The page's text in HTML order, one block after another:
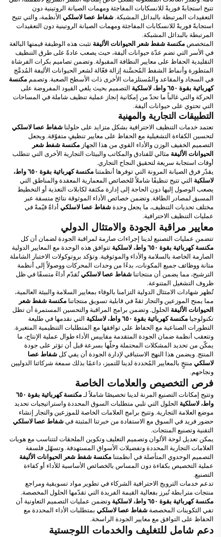
تتيح استجابةً فوريةً للانسكابات المفاجئة ومهمات الصيانة الروتينية دون
التعقيدات المرتبطة بالبدائل المشبكة.شفاط عصا لاسلكي الأنظمة، والتي تتيح
استجابةً فوريةً للانسكابات المفاجئة ومهمات الصيانة الروتينية دون التعقيدات
المرتبطة بالبدائل المشبكة.
المتخصص مكنسة شفط شعر الحيوانات الأليفة تثبت هذه الوظيفة قيمتها البالغة
في الأسر التي تضم عدّة حيوانات أليفة، حيث يصعب عادةً على طرق التنظيف
التقليدية الحفاظ على معايير النظافة المقبولة. وتضمن تصاميم بكرات الفرشاة
المتطورة وأنماط الشفط المُحسَّنة إزالة فعّالة لشعر الحيوانات الأليفة المُدمَّج
في السجاد والمقاعد والمُستلزمات الأخرى ذات الأسطح الصعبة. وتصمم مكنسة
كهربائية بقوة ٦٥٠ واط، لاسلكية
التصميم بحيث يلغي القيود المفروضة على
الحركة والتي غالباً ما تحدّ من إمكانية إنجاز عملية تنظيف شاملة في المساحات
التي تحتوي على حيوانات أليفة.
التطبيقات التجارية والمهنية
تعتمد خدمات التنظيف الاحترافية بشكل متزايد على حلولنا شفاط عصا لاسلكي
لتحسين الكفاءة التشغيلية مع الحفاظ على معايير تنظيفٍ متفوّقة. ويجعل
التصميم الخفيف الوزن والأداء القوي من هذا الجهاز مكنسة شفط شعر
الحيوانات الأليفة مثالي للفنادق والمكاتب والبيئات التجارية الأخرى التي تتطلب
أوقات استجابة سريعة لتحقيق النجاح التجاري.
يقدّر فرق الصيانة المرونة التي توفرها أنظمتنا
مكنسة كهربائية بقوة ٦٥٠ واط،
لاسلكية التي تتيح تنظيفًا شاملاً للخصائص المعمارية المعقدة والمناطق التي
يصعب الوصول إليها دون الحاجة إلى إدارة مكثفة لكابلات التغذية أو التخطيط
المسبق لمصادر الطاقة. وتضمن خصائص الأداء الموثوقة نتائج متسقة عبر
مختلف تحديات التنظيف، ما يجعل وحدة شفاط عصا لاسلكي أداةً قيّمةً في
عمليات التنظيف الاحترافية.
معايير مراقبة الجودة والامتثال الدولي
تتضمن عمليات التصنيع لدينا إجراءات صارمة لمراقبة الجودة لضمان أن كل
مكنسة كهربائية بقوة ٦٥٠ واط، لاسلكية
تتوافق هذه الوحدة مع المعايير الدولية
الصارمة الخاصة بالسلامة والأداء والموثوقية. وتؤكد بروتوكولات الاختبار الشاملة
متانة ووظائف جميع المكونات، بدءًا من وحدات المحركات ووصولاً إلى أنظمة
الترشيح، مما يضمن أن منتجاتنا شفاط عصا لاسلكيتُقدّم أداءً متسقًا في ظل
ظروف التشغيل المتنوعة.
تُظهر شهادات الامتثال الدولية التزامنا بالوفاء بمعايير السلامة والبيئة العالمية،
مما يمنح الموزعين والتجار ثقةً في قابلية تسويق منتجاتنا مكنسة شفط شعر
الحيوانات الأليفة الحلول. وتضمن برامج المراقبة والتحسين المستمرة أن تظل
تكنولوجيا مكنسة كهربائية بقوة ٦٥٠ واط، لاسلكية
التي نقدمها في طليعة
التطورات الصناعية مع الحفاظ على توافقها مع المتطلبات التنظيمية المتغيرة.
وتتعقب أنظمة ضمان الجودة المتقدمة مقاييس الأداء طوال عملية الإنتاج، ما
يمكّن من تحديد المشكلات المحتملة وحلّها بسرعة قبل أن تؤثر على جودة
المنتج. ويضمن هذا النهج الاستباقي لإدارة الجودة أن يفي كل شفاط عصا
لاسلكي منتجٍ بالمعايير المُحددة لدينا للتميز، داعمًا بذلك سمعة شركائنا الدوليين
ونجاحهم.
فرص التخصيص والعلامات الخاصة
وتتيح إمكانات التصنيع المرنة لدينا تخصيصًا شاملاً لـ
مكنسة كهربائية بقوة ٦٥٠
واط، لاسلكية الحلول التي تلبي متطلبات السوق المحددة واستراتيجيات تحديد
موضع العلامة التجارية. وتتيح برامج العلامات الخاصة للموزعين والتجار إنشاء
حضور فريد في السوق مع الاستفادة من خبرتنا المثبتة فيشفاط عصا لاسلكي
التقنية وتصنيع المنتجات.
يمكن تعديل لوحة الألوان وتصميم التغليف وتكوين الملحقات لتتناسب مع هويات
العلامات التجارية المحددة وتفضيلات الأسواق المستهدفة. وتسهّل فلسفة
التصميم الوحدوي المتأصلة في أنظمتنا مكنسة شفط شعر الحيوانات الأليفة
عملية التخصيص بكفاءة دون المساس بالخصائص الأساسية للأداء أو كفاءة
التصنيع.
تدعم خدمات الترويج الاحترافية الشركاء في تطوير مواد تسويقية ومراجع
منتجات مترابطة تُبرز بفعالية القيمة الفريدة التي تقدّمها الحلول المخصصة.
مكنسة كهربائية بقوة ٦٥٠ واط، لاسلكية
وتضمن عمليات التصميم التعاونية أن
تفي التكوينات المخصصة شفاط عصا لاسلكي بمتطلبات الأداء المحددة مع
الحفاظ على التوافق مع معايير الجودة الراسخة.
دعم شامل للتغليف والخدمات اللوجستية